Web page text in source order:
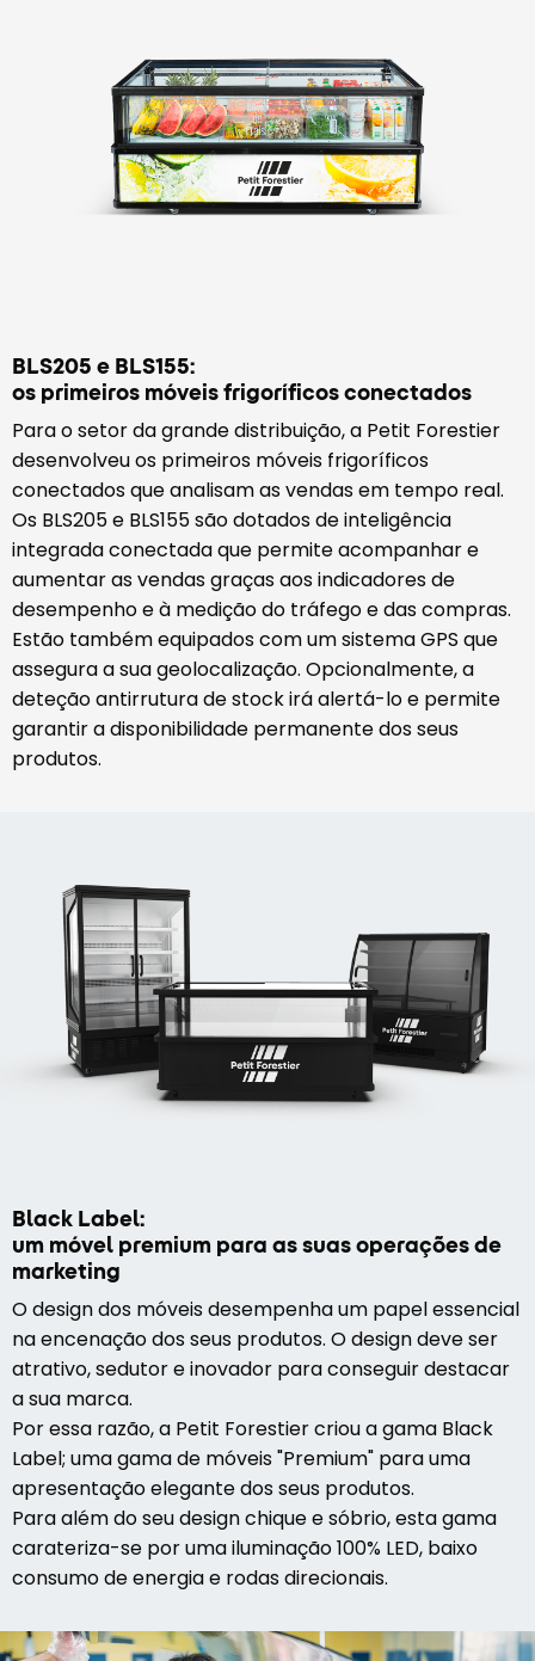
BLS205 e BLS155:
os primeiros móveis frigoríficos conectados
Para o setor da grande distribuição, a Petit Forestier
desenvolveu os primeiros móveis frigoríficos
conectados que analisam as vendas em tempo real.
Os BLS205 e BLS155 são dotados de inteligência
integrada conectada que permite acompanhar e
aumentar as vendas graças aos indicadores de
desempenho e à medição do tráfego e das compras.
Estão também equipados com um sistema GPS que
assegura a sua geolocalização. Opcionalmente, a
deteção antirrutura de stock irá alertá-lo e permite
garantir a disponibilidade permanente dos seus
produtos.
Black Label:
um móvel premium para as suas operações de
marketing
O design dos móveis desempenha um papel essencial
na encenação dos seus produtos. O design deve ser
atrativo, sedutor e inovador para conseguir destacar
a sua marca.
Por essa razão, a Petit Forestier criou a gama Black
Label; uma gama de móveis "Premium" para uma
apresentação elegante dos seus produtos.
Para além do seu design chique e sóbrio, esta gama
carateriza-se por uma iluminação 100% LED, baixo
consumo de energia e rodas direcionais.